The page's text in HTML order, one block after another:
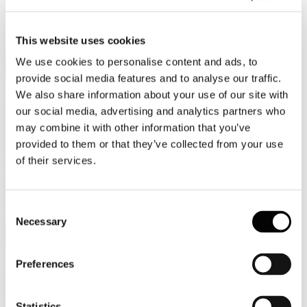
This website uses cookies
We use cookies to personalise content and ads, to
provide social media features and to analyse our traffic.
We also share information about your use of our site with
our social media, advertising and analytics partners who
may combine it with other information that you’ve
provided to them or that they’ve collected from your use
of their services.
Selection
Necessary
Preferences
21
GUARDA IL VIDEO
DELL'INTERVENTO DEL
PRESIDENTE DI ASSOCARTA PAOLO
CULICCHI ALL'ASSEMBLEA
SI E' TENUTA IERI, A ROMA,